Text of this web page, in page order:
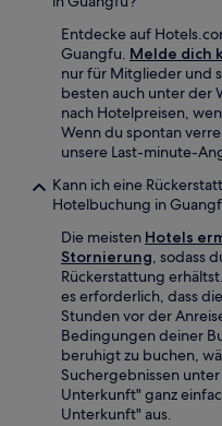
Entdecke auf
Guangfu. Melde dich
nur für Mitglieder und
besten auch unter der
nach Hotelpreisen,
Wenn du spontan
unsere Last-minute-
Kann ich eine
Hotelbuchung in
Die meisten Hotels
Stornierung, sodass
Rückerstattung
es erforderlich, dass
Stunden vor der
Bedingungen deiner
beruhigt zu buchen,
Suchergebnissen
Unterkunft" ganz
Unterkunft" aus.